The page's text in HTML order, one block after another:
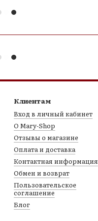
Клиентам
Вход в личный кабинет
О Mary-Shop
Отзывы о магазине
Оплата и доставка
Контактная информация
Обмен и возврат
Пользовательское
соглашение
Блог